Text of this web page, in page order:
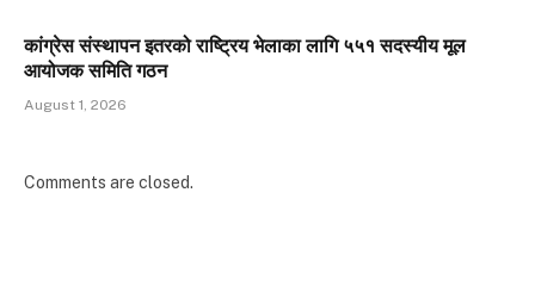
कांग्रेस संस्थापन इतरको राष्ट्रिय भेलाका लागि ५५१ सदस्यीय मूल
आयोजक समिति गठन
August 1, 2026
Comments are closed.